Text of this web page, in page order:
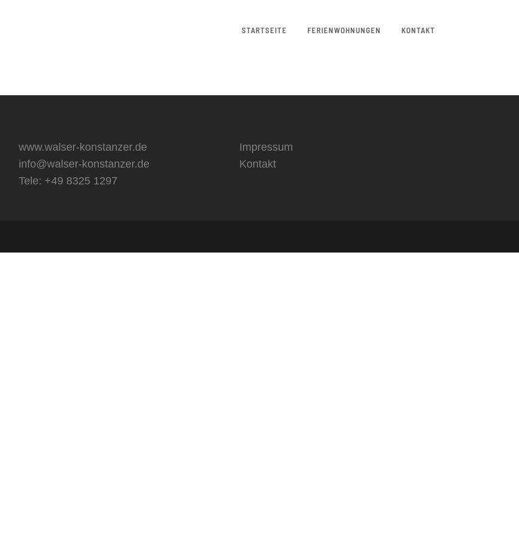
STARTSEITE FERIENWOHNUNGEN KONTAKT
www.walser-konstanzer.de
info@walser-konstanzer.de
Tele: +49 8325 1297
Impressum
Kontakt